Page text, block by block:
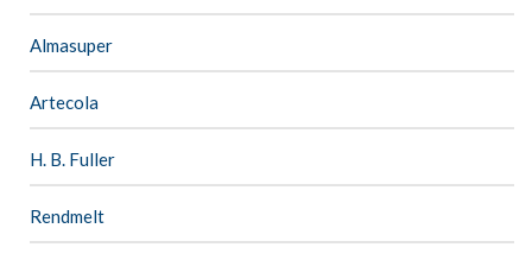
Almasuper
Artecola
H. B. Fuller
Rendmelt